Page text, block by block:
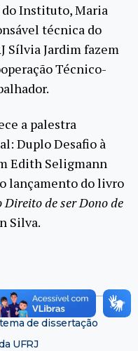
do Instituto, Maria
técnica do
Sílvia Jardim fazem
Técnico-
a palestra
Duplo Desafio à
Edith Seligmann
lançamento do livro
de ser Dono de
Silva.
de dissertação
UFRJ